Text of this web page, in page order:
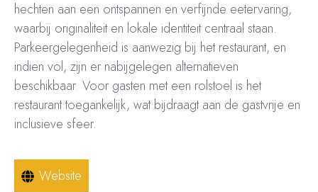
hechten aan een ontspannen en verfijnde eetervaring,
waarbij originaliteit en lokale identiteit centraal staan.
Parkeergelegenheid is aanwezig bij het restaurant, en
indien vol, zijn er nabijgelegen alternatieven
beschikbaar. Voor gasten met een rolstoel is het
restaurant toegankelijk, wat bijdraagt aan de gastvrije en
inclusieve sfeer.
Website